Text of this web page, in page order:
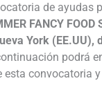
de ayudas
FANCY FOOD
York (EE.UU),
podrá
esta convocatoria